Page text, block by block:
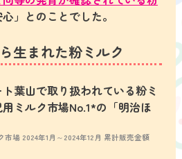
」 とのことでした。
生まれた粉ミルク
葉山で取り扱われている粉ミ
ミルク市場No.1*の「明治ほ
場 2024年1月～2024年12月 累計販売金額